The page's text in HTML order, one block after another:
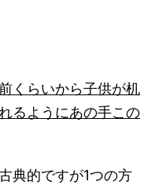
くらいから子供が机
るようにあの手この
典的ですが1つの方